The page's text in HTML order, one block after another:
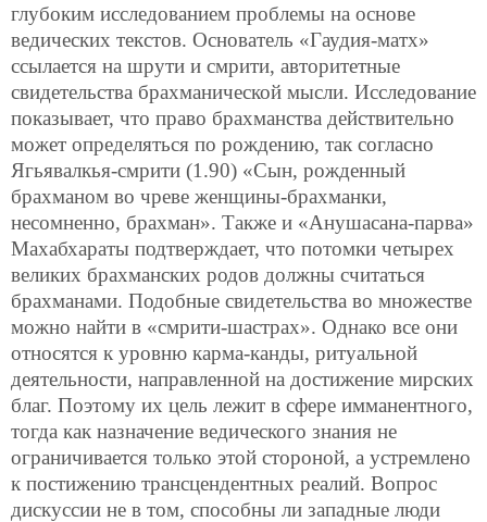
глубоким исследованием проблемы на основе
ведических текстов. Основатель «Гаудия-матх»
ссылается на шрути и смрити, авторитетные
свидетельства брахманической мысли. Исследование
показывает, что право брахманства действительно
может определяться по рождению, так согласно
Ягьявалкья-смрити (1.90) «Сын, рожденный
брахманом во чреве женщины-брахманки,
несомненно, брахман». Также и «Анушасана-парва»
Махабхараты подтверждает, что потомки четырех
великих брахманских родов должны считаться
брахманами. Подобные свидетельства во множестве
можно найти в «смрити-шастрах». Однако все они
относятся к уровню карма-канды, ритуальной
деятельности, направленной на достижение мирских
благ. Поэтому их цель лежит в сфере имманентного,
тогда как назначение ведического знания не
ограничивается только этой стороной, а устремлено
к постижению трансцендентных реалий. Вопрос
дискуссии не в том, способны ли западные люди